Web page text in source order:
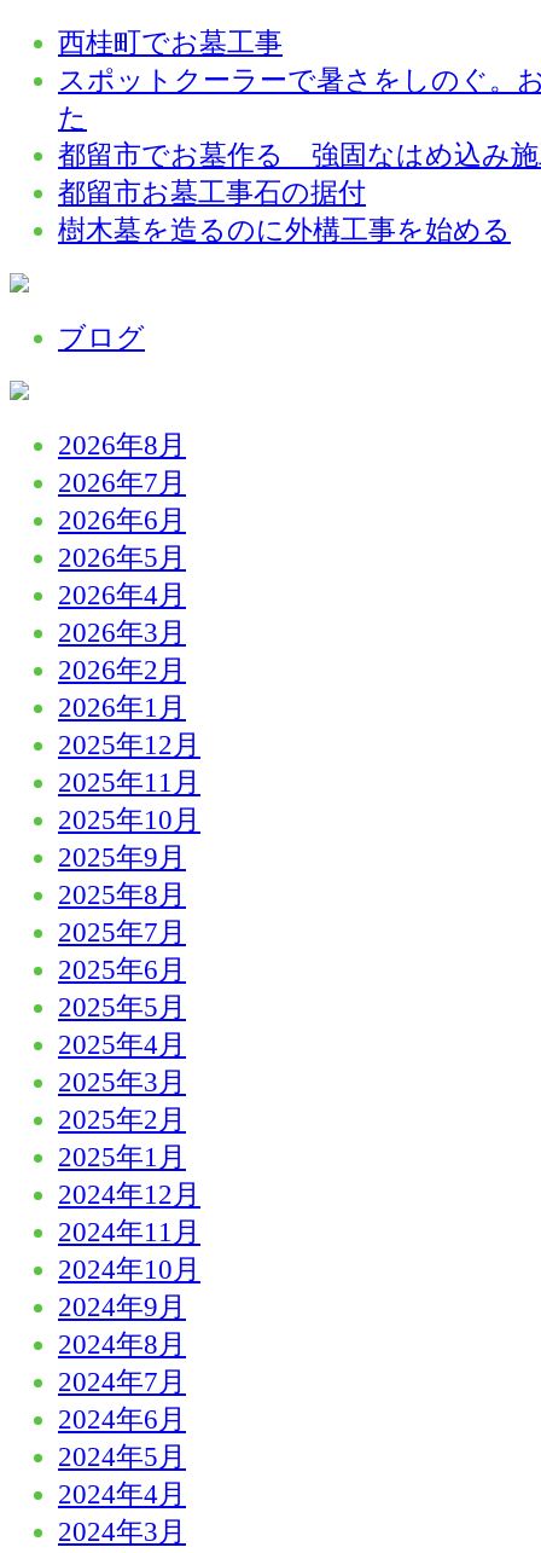
西桂町でお墓工事
スポットクーラーで暑さをしのぐ。
た
都留市でお墓作る 強固なはめ込み
都留市お墓工事石の据付
樹木墓を造るのに外構工事を始める
ブログ
2026年8月
2026年7月
2026年6月
2026年5月
2026年4月
2026年3月
2026年2月
2026年1月
2025年12月
2025年11月
2025年10月
2025年9月
2025年8月
2025年7月
2025年6月
2025年5月
2025年4月
2025年3月
2025年2月
2025年1月
2024年12月
2024年11月
2024年10月
2024年9月
2024年8月
2024年7月
2024年6月
2024年5月
2024年4月
2024年3月